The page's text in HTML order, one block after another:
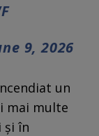
9, 2026
un
mai multe
și în